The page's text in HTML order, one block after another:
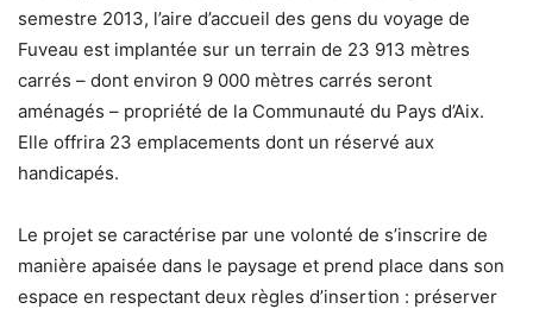
semestre 2013, l’aire d’accueil des gens du voyage de
Fuveau est implantée sur un terrain de 23 913 mètres
carrés – dont environ 9 000 mètres carrés seront
aménagés – propriété de la Communauté du Pays d’Aix.
Elle offrira 23 emplacements dont un réservé aux
handicapés.
Le projet se caractérise par une volonté de s’inscrire de
manière apaisée dans le paysage et prend place dans son
espace en respectant deux règles d’insertion : préserver